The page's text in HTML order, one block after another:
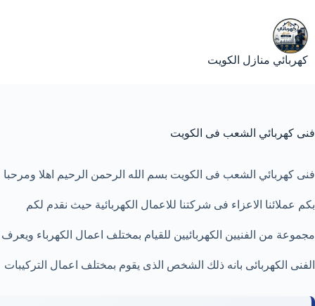
إلى
المحتوى
كهربائي منازل الكويت
فنى كهربائي الشعب فى الكويت
فنى كهربائي الشعب فى الكويت بسم الله الرحمن الرحيم اهلا ومرحبا
بكم عملائنا الاعزاء فى شركتنا للاعمال الكهربائية حيث نقدم لكم
مجموعة من الفنيين الكهربائيين للقيام بمختلف اعمال الكهرباء ويعرف
الفنى الكهربائى بانه ذلك الشخص الذى يقوم بمختلف اعمال التركيبات